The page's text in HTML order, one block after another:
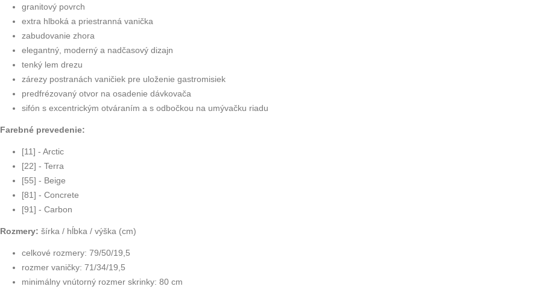
granitový povrch
extra hlboká a priestranná vanička
zabudovanie zhora
elegantný, moderný a nadčasový dizajn
tenký lem drezu
zárezy postranách vaničiek pre uloženie gastromisiek
predfrézovaný otvor na osadenie dávkovača
sifón s excentrickým otváraním a s odbočkou na umývačku riadu
Farebné prevedenie:
[11] - Arctic
[22] - Terra
[55] - Beige
[81] - Concrete
[91] - Carbon
Rozmery: šírka / hĺbka / výška (cm)
celkové rozmery: 79/50/19,5
rozmer vaničky: 71/34/19,5
minimálny vnútorný rozmer skrinky: 80 cm